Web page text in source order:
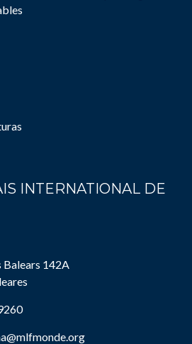
INTERNATIONAL DE
Balears 142A